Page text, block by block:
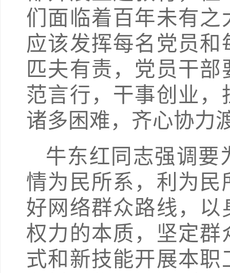
们面临着百年未有
应该发挥每名党员
匹夫有责，党员干
范言行，干事创业
诸多困难，齐心协力
牛东红同志强调要
情为民所系，利为
好网络群众路线，
权力的本质，坚定
式和新技能开展本